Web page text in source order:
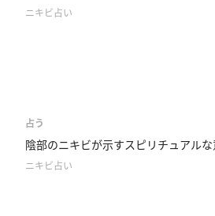
ニキビ占い
占う
陰部のニキビが示すスピリチュアルな
ニキビ占い